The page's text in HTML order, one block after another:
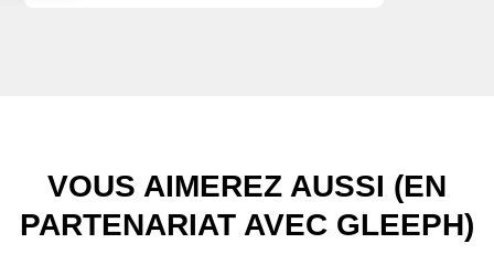
VOUS AIMEREZ AUSSI (EN
PARTENARIAT AVEC GLEEPH)